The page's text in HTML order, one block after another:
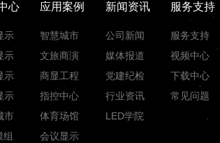
心
示
示
示
示
市
组
应用案例
智慧城市
文旅商演
商显工程
指控中心
体育场馆
会议显示
新闻资讯
公司新闻
媒体报道
党建纪检
行业资讯
LED学院
服务支持
服务支持
视频中心
下载中心
常见问题